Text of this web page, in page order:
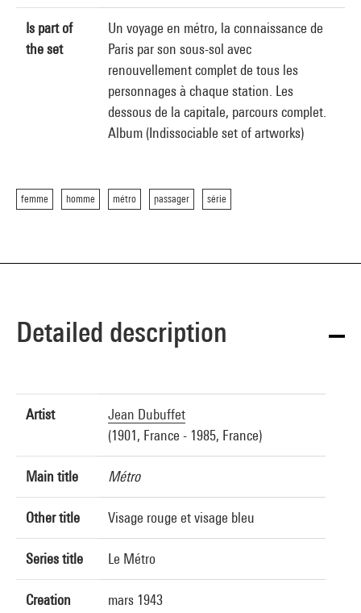
Is part of
the set
Un voyage en métro, la connaissance de
Paris par son sous-sol avec
renouvellement complet de tous les
personnages à chaque station. Les
dessous de la capitale, parcours complet.
Album (Indissociable set of artworks)
femme homme métro passager série
Detailed description
Artist
Jean Dubuffet
(1901, France - 1985, France)
Main title Métro
Other title Visage rouge et visage bleu
Series title Le Métro
Creation
mars 1943